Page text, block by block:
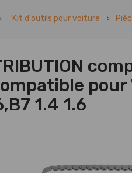
Kit d'outils pour voiture
pour
1.4 1.6